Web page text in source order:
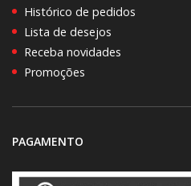
Histórico de pedidos
Lista de desejos
Receba novidades
Promoções
PAGAMENTO